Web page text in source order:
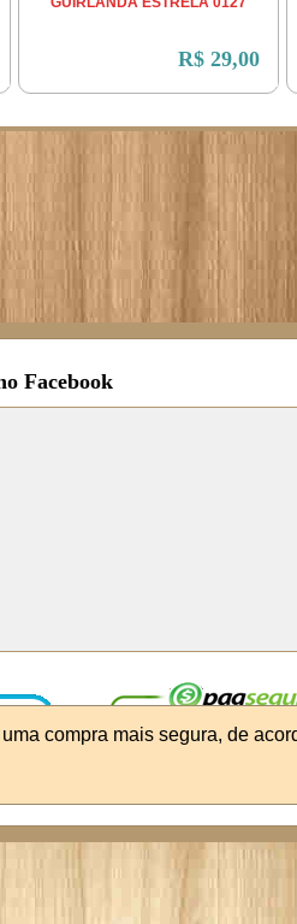
R$ 29,00
Facebook
compra mais segura, de